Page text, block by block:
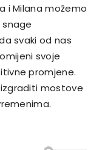
i Milana možemo
svaki od nas
svoje
promjene.
mostove